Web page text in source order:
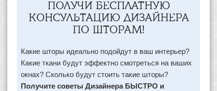
ПОЛУЧИ БЕСПЛАТНУЮ
КОНСУЛЬТАЦИЮ ДИЗАЙНЕРА
ПО ШТОРАМ!
Какие шторы идеально подойдут в ваш интерьер?
Какие ткани будут эффектно смотреться на ваших
окнах? Сколько будут стоить такие шторы?
Получите советы Дизайнера БЫСТРО и